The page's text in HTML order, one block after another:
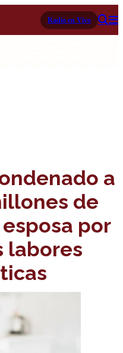
Radio en Vivo
a
de
por
labores